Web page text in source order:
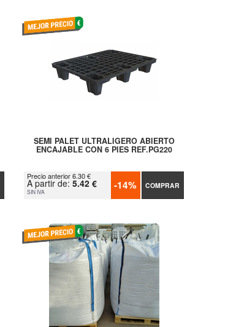
SEMI PALET ULTRALIGERO ABIERTO
ENCAJABLE CON 6 PIES REF.PG220
Precio anterior 6.30 €
A partir de:5.42 €
SIN IVA -14% COMPRAR